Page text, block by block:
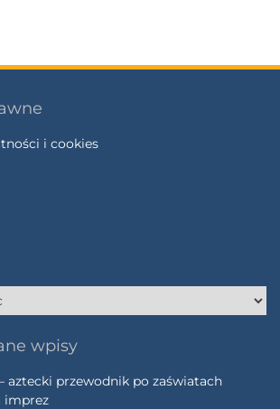
i cookies
wpisy
aztecki przewodnik po zaświatach
imprez